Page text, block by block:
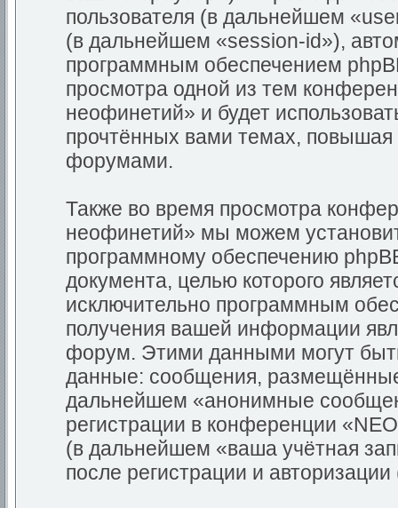
пользователя (в дальнейшем
(в дальнейшем «session-id»),
программным обеспечением
просмотра одной из тем
неофинетий» и будет
прочтённых вами темах,
форумами.
Также во время просмотра
неофинетий» мы можем
программному обеспечению
документа, целью которого
исключительно программным
получения вашей информации
форум. Этими данными могут
данные: сообщения,
дальнейшем «анонимные
регистрации в конференции
(в дальнейшем «ваша учётная
после регистрации и